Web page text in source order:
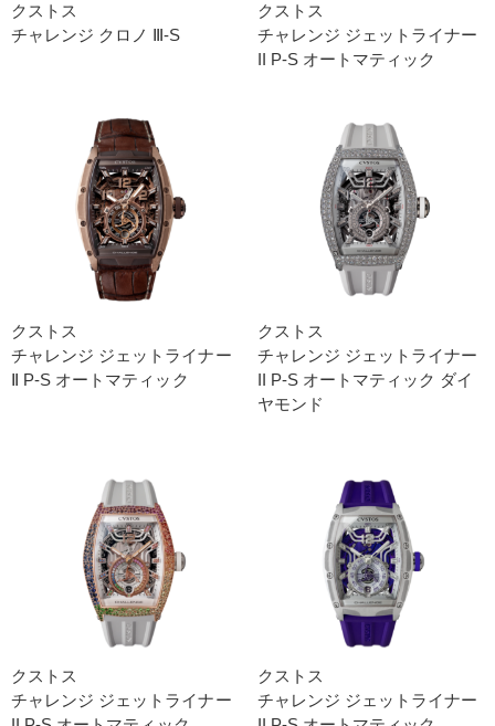
クストス
チャレンジ クロノ Ⅲ-S
クストス
チャレンジ ジェットライナー
II P-S オートマティック
クストス
チャレンジ ジェットライナー
Ⅱ P-S オートマティック
クストス
チャレンジ ジェットライナー
II P-S オートマティック ダイ
ヤモンド
クストス
チャレンジ ジェットライナー
クストス
チャレンジ ジェットライナー